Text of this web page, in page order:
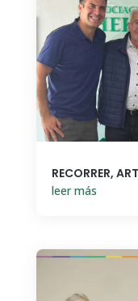
RECORRER,
leer más